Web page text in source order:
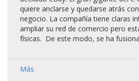
quiere anclarse y quedarse atrás
negocio. La compañía tiene claras
ampliar su red de comercio pero
físicas. De este modo, se ha
Más